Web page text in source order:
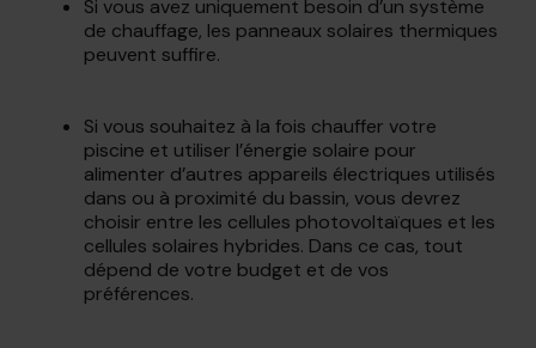
Si vous avez uniquement besoin d’un système
de chauffage, les panneaux solaires thermiques
peuvent suffire.
Si vous souhaitez à la fois chauffer votre
piscine et utiliser l’énergie solaire pour
alimenter d’autres appareils électriques utilisés
dans ou à proximité du bassin, vous devrez
choisir entre les cellules photovoltaïques et les
cellules solaires hybrides. Dans ce cas, tout
dépend de votre budget et de vos
préférences.